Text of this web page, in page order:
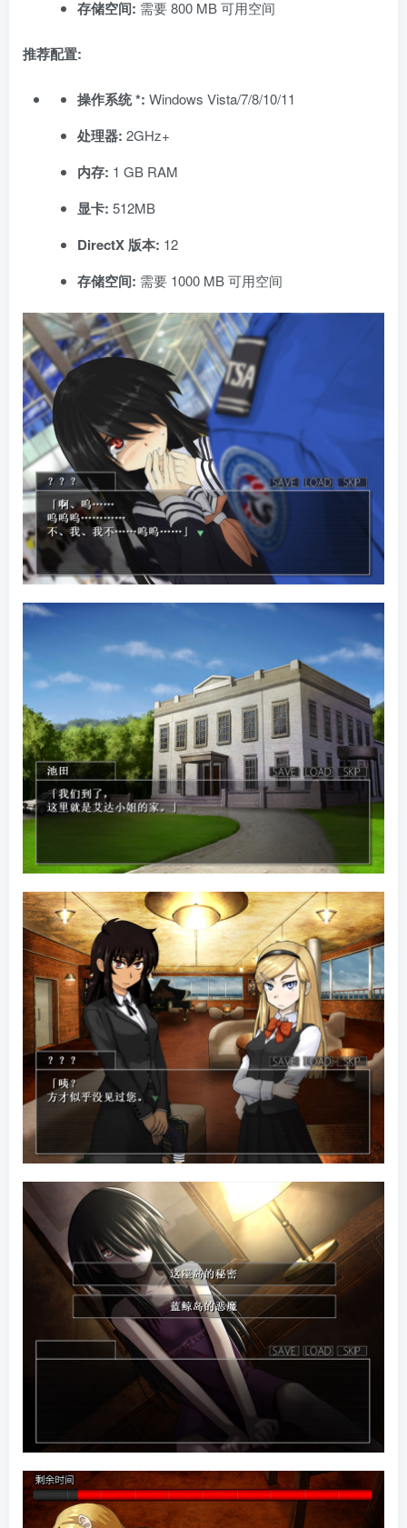
存储空间: 需要 800 MB 可用空间
推荐配置:
操作系统 *: Windows Vista/7/8/10/11
处理器: 2GHz+
内存: 1 GB RAM
显卡: 512MB
DirectX 版本: 12
存储空间: 需要 1000 MB 可用空间